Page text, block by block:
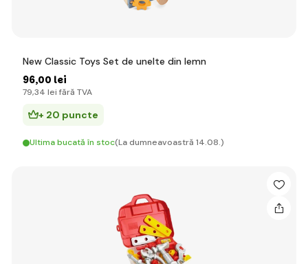
New Classic Toys Set de unelte din lemn
96,00 lei
79,34 lei fără TVA
+ 20 puncte
Ultima bucată în stoc(La dumneavoastră 14.08.)